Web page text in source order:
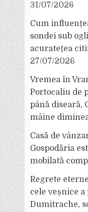
31/07/2026
Cum
sondei sub
acuratețea
27/07/2026
Vremea în
Portocaliu de
până diseară,
mâine
Casă de
Gospodăria
mobilată
Regrete
cele veșnice
Dumitrache,